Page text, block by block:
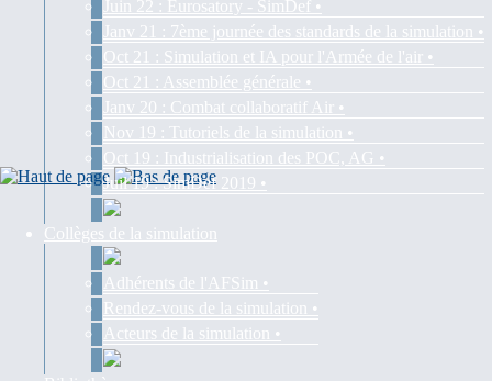
Juin 22 : Eurosatory - SimDef •
Janv 21 : 7ème journée des standards de la simulation •
Oct 21 : Simulation et IA pour l'Armée de l'air •
Oct 21 : Assemblée générale •
Janv 20 : Combat collaboratif Air •
Nov 19 : Tutoriels de la simulation •
Oct 19 : Industrialisation des POC, AG •
Juil 19 : SimDef 2019 •
Collèges de la simulation
Adhérents de l'AFSim •
Rendez-vous de la simulation •
Acteurs de la simulation •